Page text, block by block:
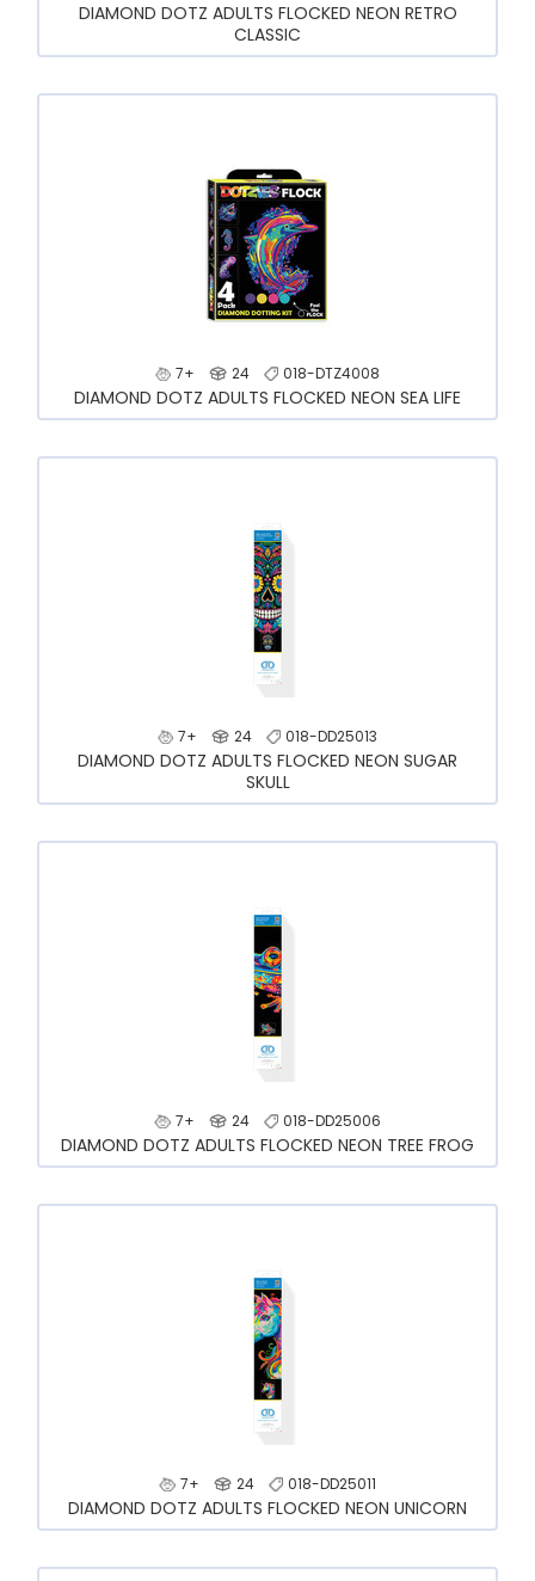
DIAMOND DOTZ ADULTS FLOCKED NEON RETRO
CLASSIC
7+ 24 018-DTZ4008
DIAMOND DOTZ ADULTS FLOCKED NEON SEA LIFE
7+ 24 018-DD25013
DIAMOND DOTZ ADULTS FLOCKED NEON SUGAR
SKULL
7+ 24 018-DD25006
DIAMOND DOTZ ADULTS FLOCKED NEON TREE FROG
7+ 24 018-DD25011
DIAMOND DOTZ ADULTS FLOCKED NEON UNICORN